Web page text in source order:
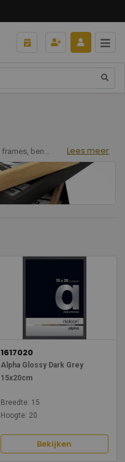
frames, bent u bij ons aan het juiste adres. Deze profielen van hoogwaardig aluminium, zijn iconisch en hebben een strak design. Onze 7,8 mm brede aluminium profielen staan garant voor stabiliteit. Daarnaast zijn ze verkrijgbaar in zowel geanodiseerde als gefineerde uitvoeringen. Lees meer
1617020
Alpha Glossy Dark Grey
15x20cm
Breedte: 15
Hoogte: 20
Bekijken